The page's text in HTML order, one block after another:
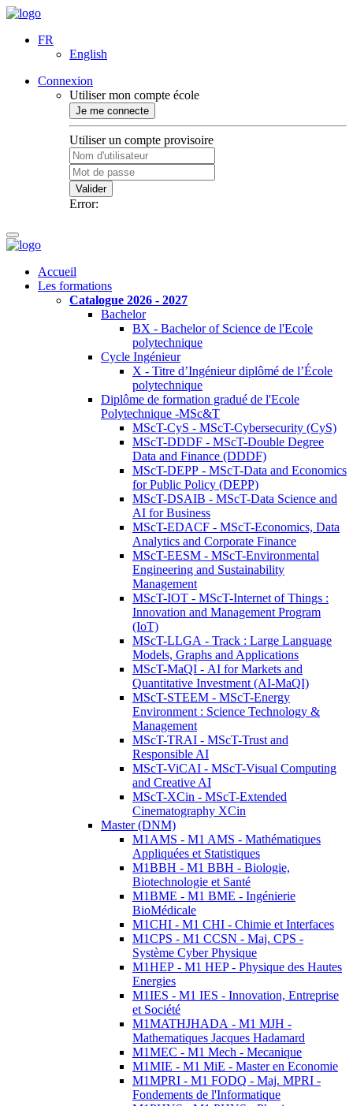
FR
English
Connexion
Utiliser mon compte école
Je me connecte
Utiliser un compte provisoire
Valider
Error:
Accueil
Les formations
Catalogue 2026 - 2027
Bachelor
BX - Bachelor of Science de l'Ecole
polytechnique
Cycle Ingénieur
X - Titre d’Ingénieur diplômé de l’École
polytechnique
Diplôme de formation gradué de l'Ecole
Polytechnique -MSc&T
MScT-CyS - MScT-Cybersecurity (CyS)
MScT-DDDF - MScT-Double Degree
Data and Finance (DDDF)
MScT-DEPP - MScT-Data and Economics
for Public Policy (DEPP)
MScT-DSAIB - MScT-Data Science and
AI for Business
MScT-EDACF - MScT-Economics, Data
Analytics and Corporate Finance
MScT-EESM - MScT-Environmental
Engineering and Sustainability
Management
MScT-IOT - MScT-Internet of Things :
Innovation and Management Program
(IoT)
MScT-LLGA - Track : Large Language
Models, Graphs and Applications
MScT-MaQI - AI for Markets and
Quantitative Investment (AI-MaQI)
MScT-STEEM - MScT-Energy
Environment : Science Technology &
Management
MScT-TRAI - MScT-Trust and
Responsible AI
MScT-ViCAI - MScT-Visual Computing
and Creative AI
MScT-XCin - MScT-Extended
Cinematography XCin
Master (DNM)
M1AMS - M1 AMS - Mathématiques
Appliquées et Statistiques
M1BBH - M1 BBH - Biologie,
Biotechnologie et Santé
M1BME - M1 BME - Ingénierie
BioMédicale
M1CHI - M1 CHI - Chimie et Interfaces
M1CPS - M1 CCSN - Maj. CPS -
Système Cyber Physique
M1HEP - M1 HEP - Physique des Hautes
Energies
M1IES - M1 IES - Innovation, Entreprise
et Société
M1MATHJHADA - M1 MJH -
Mathematiques Jacques Hadamard
M1MEC - M1 Mech - Mecanique
M1MIE - M1 MiE - Master en Economie
M1MPRI - M1 FODQ - Maj. MPRI -
Fondements de l'Informatique